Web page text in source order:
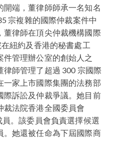
開端，董律師師承一名知名
宗複雜的國際仲裁案件中
董律師在頂尖仲裁機構國際
紐約及香港的秘書處工
管理辦公室的創始人之
師管理了超過 300 宗國際
一家上市國際集團的法務部
際訴訟及仲裁爭議。她目前
裁法院香港全國委員會
。該委員會負責選擇候選
。她還被任命為下屆國際商